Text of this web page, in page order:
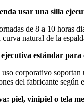
usar una silla
de 8 a 10 horas
natural de la
estándar
corporativo
del fabricante según
piel, vinipiel o tela